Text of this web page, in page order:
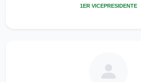
1ER VICEPRESIDENTE